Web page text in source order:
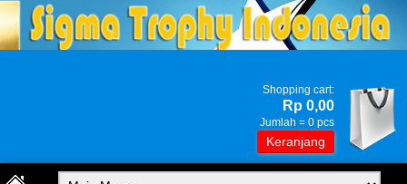
Shopping cart:
Rp 0,00
Jumlah = 0 pcs
Keranjang